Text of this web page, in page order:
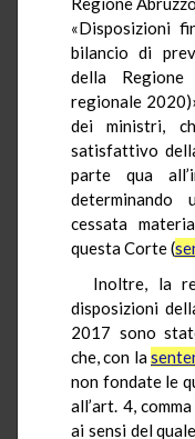
«Disposizioni
bilancio di
della
regionale
dei ministri,
satisfattivo
parte qua
determinando
cessata
questa Corte (
Inoltre, la
disposizioni
2017 sono
che, con la
non fondate le
all’art. 4,
ai sensi del